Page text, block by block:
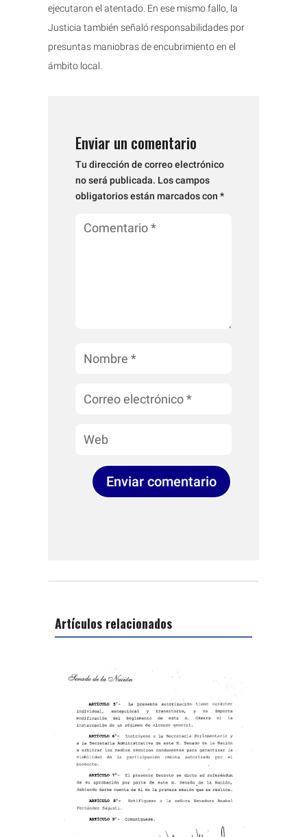
ejecutaron el atentado. En ese mismo fallo, la
Justicia también señaló responsabilidades por
presuntas maniobras de encubrimiento en el
ámbito local.
Enviar un comentario
Tu dirección de correo electrónico
no será publicada. Los campos
obligatorios están marcados con *
Enviar comentario
Artículos relacionados